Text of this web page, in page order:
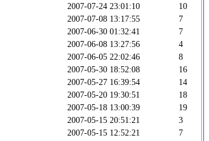
2007-07-24 23:01:10
10
2007-07-08 13:17:55
7
2007-06-30 01:32:41
7
2007-06-08 13:27:56
4
2007-06-05 22:02:46
8
2007-05-30 18:52:08
16
2007-05-27 16:39:54
14
2007-05-20 19:30:51
18
2007-05-18 13:00:39
19
2007-05-15 20:51:21
3
2007-05-15 12:52:21
7